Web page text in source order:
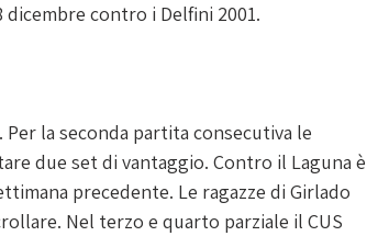
contro i Delfini 2001.
Per la seconda partita consecutiva le
due set di vantaggio. Contro il Laguna è
precedente. Le ragazze di Girlado
Nel terzo e quarto parziale il CUS